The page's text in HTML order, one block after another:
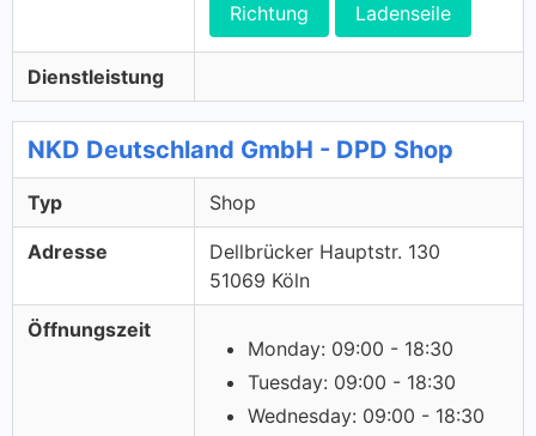
Richtung Ladenseile
Dienstleistung
NKD Deutschland GmbH - DPD Shop
Typ Shop
Adresse
Dellbrücker Hauptstr. 130
51069 Köln
Öffnungszeit
Monday: 09:00 - 18:30
Tuesday: 09:00 - 18:30
Wednesday: 09:00 - 18:30